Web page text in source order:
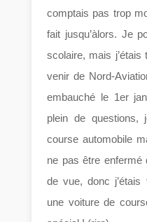
comptais pas trop
fait jusqu’àlors. Je
scolaire, mais
venir de Nord-
embauché le 1er
plein de questions,
course automobile
ne pas être enfermé
de vue, donc j’étais
une voiture de